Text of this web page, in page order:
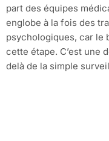
part des équipes
englobe à la fois des
psychologiques, car le
cette étape. C’est une
delà de la simple